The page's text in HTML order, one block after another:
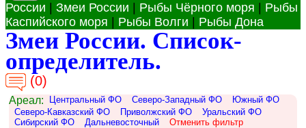
России
Змеи России Рыбы Чёрного моря
Рыбы
Каспийского моря
Рыбы Волги Рыбы Дона
Змеи России. Список-
определитель.
(0)
Ареал: Центральный ФО Северо-Западный ФО
Южный ФО
Северо-Кавказский ФО
Приволжский ФО
Уральский ФО
Сибирский ФО
Дальневосточный Отменить фильтр